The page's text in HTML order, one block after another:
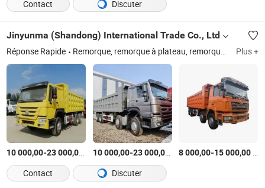
Contact
Discuter
Jinyunma (Shandong) International Trade Co., Ltd
Réponse Rapide Remorque, remorque à plateau, remorque semi-remorque à faible hauteur, camion d'occasion, camion-benne Plus +
10 000,00-23 000,00 $US/Pièce
10 000,00-23 000,00 $US/Pièce
8 000,00-15 000,00
Contact
Discuter